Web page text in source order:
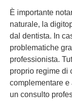
È importante
naturale, la
dal dentista. In
problematiche
professionista.
proprio regime di
complementare
un consulto